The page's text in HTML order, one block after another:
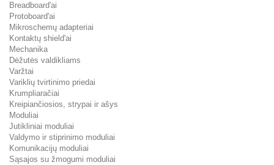
Breadboard'ai
Protoboard'ai
Mikroschemų adapteriai
Kontaktų shield'ai
Mechanika
Dėžutės valdikliams
Varžtai
Variklių tvirtinimo priedai
Krumpliaračiai
Kreipiančiosios, strypai ir ašys
Moduliai
Jutikliniai moduliai
Valdymo ir stiprinimo moduliai
Komunikacijų moduliai
Sąsajos su žmogumi moduliai